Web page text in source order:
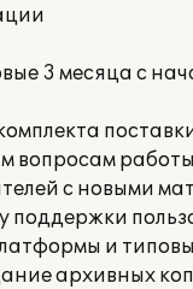
3 месяца с
вопросам
с новыми
и
архивных